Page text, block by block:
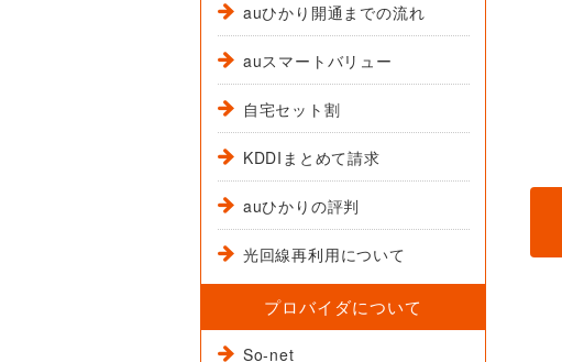
auひかり開通までの流れ
auスマートバリュー
自宅セット割
KDDIまとめて請求
auひかりの評判
光回線再利用について
プロバイダについて
So-net